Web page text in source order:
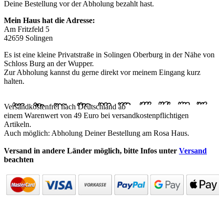
Deine Bestellung vor der Abholung bezahlt hast.
Mein Haus hat die Adresse:
Am Fritzfeld 5
42659 Solingen
Es ist eine kleine Privatstraße in Solingen Oberburg in der Nähe von
Schloss Burg an der Wupper.
Zur Abholung kannst du gerne direkt vor meinem Eingang kurz
halten.
Versandkostenfrei nach Deutschland ab
einem Warenwert von 49 Euro bei versandkostenpflichtigen
Artikeln.
Auch möglich: Abholung Deiner Bestellung am Rosa Haus.
Versand in andere Länder möglich, bitte Infos unter Versand
beachten